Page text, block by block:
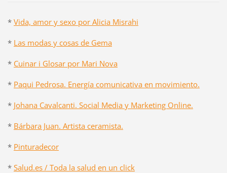
* Vida, amor y sexo por Alicia Misrahi
* Las modas y cosas de Gema
* Cuinar i Glosar por Mari Nova
* Paqui Pedrosa. Energía comunicativa en movimiento.
* Johana Cavalcanti. Social Media y Marketing Online.
* Bárbara Juan. Artista ceramista.
* Pinturadecor
* Salud.es / Toda la salud en un click